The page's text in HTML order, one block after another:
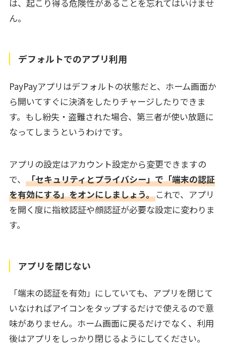
は、起こり得る危険性があることを忘れてはいけませ
ん。
デフォルトでのアプリ利用
PayPayアプリはデフォルトの状態だと、ホーム画面か
ら開いてすぐに決済をしたりチャージしたりできま
す。もし紛失・盗難された場合、第三者が使い放題に
なってしまうというわけです。
アプリの設定はアカウント設定から変更できますの
で、 「セキュリティとプライバシー」で「端末の認証
を有効にする」をオンにしましょう。これで、アプリ
を開く度に指紋認証や顔認証が必要な設定に変わりま
す。
アプリを閉じない
「端末の認証を有効」にしていても、アプリを閉じて
いなければアイコンをタップするだけで使えるので意
味がありません。ホーム画面に戻るだけでなく、利用
後はアプリをしっかり閉じるようにしてください。